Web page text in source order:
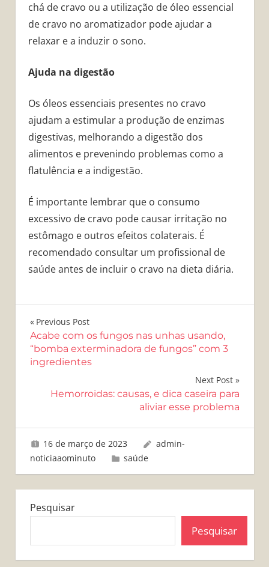
chá de cravo ou a utilização de óleo essencial
de cravo no aromatizador pode ajudar a
relaxar e a induzir o sono.
Ajuda na digestão
Os óleos essenciais presentes no cravo
ajudam a estimular a produção de enzimas
digestivas, melhorando a digestão dos
alimentos e prevenindo problemas como a
flatulência e a indigestão.
É importante lembrar que o consumo
excessivo de cravo pode causar irritação no
estômago e outros efeitos colaterais. É
recomendado consultar um profissional de
saúde antes de incluir o cravo na dieta diária.
Navegação
de
Post
Previous Post
Acabe com os fungos nas unhas usando,
“bomba exterminadora de fungos” com 3
ingredientes
Next Post
Hemorroidas: causas, e dica caseira para
aliviar esse problema
16 de março de 2023
admin-
noticiaaominuto
saúde
Pesquisar
Pesquisar